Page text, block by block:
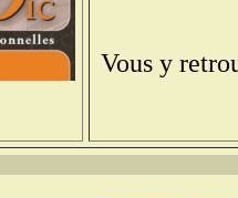
Vous y